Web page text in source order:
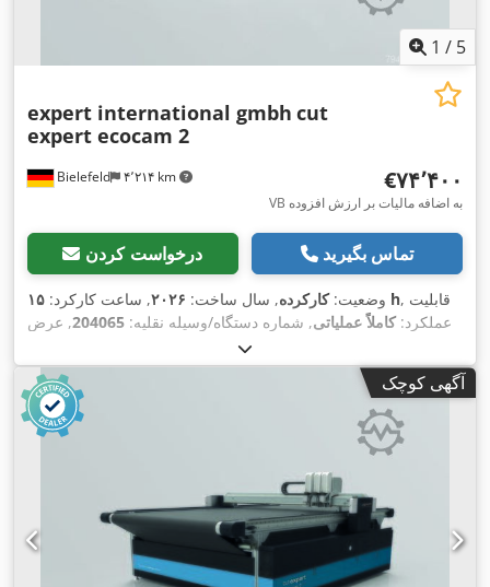
1 / 5
Bielefeld ۴٬۲۱۴ km
expert international gmbh cut
expert ecocam 2
‎€۷۴٬۴۰۰
VB به اضافه مالیات بر ارزش افزوده
درخواست کردن تماس بگیرید
وضعیت:کارکرده, سال ساخت: ۲۰۲۶, ساعت کارکرد: ۱۵ h, قابلیت
عملکرد:کاملاً عملیاتی, شماره دستگاه/وسیله نقلیه: 204065, عرض
آگهی کوچک